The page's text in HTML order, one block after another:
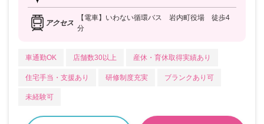
アクセス
【電車】いわない循環バス 岩内町役場 徒歩4
分
車通勤OK 店舗数30以上 産休・育休取得実績あり
住宅手当・支援あり 研修制度充実 ブランクあり可
未経験可